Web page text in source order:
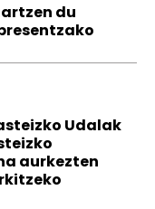
du
Udalak
aurkezten